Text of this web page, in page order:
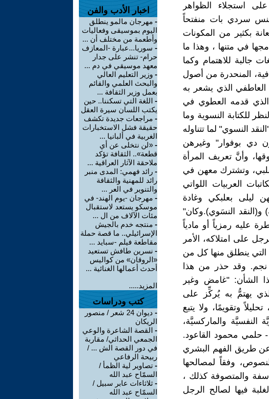
على استجلاء الظواهر
جنس سردي بات منفتحاً
بكثير من المكونات
في متنها ، وهذا ما
جالبة للاهتمام وكما
المنحدرة من أصول
العاطفي الذي يشعر به
الذي قدمه العطوي في
للكتابة النسوية وما
النسوي" لما تتناوله
دي بوفوار" وغيرهن
وأنَّ تعريف المرأة
وتشترك معهن في
العربيات اللواتي
ليلى بعلبكي وغادة
و(النقد النسَوي).وكان"
عليه رمزياً أو مادياً
على امتلاكه، الأمر
التي ينطلق منها كل من
نجم. وقد حذر من هذا
الشأن: "غامض وغير
يهتمُّ به يُركِّز على
وتقويمًا، ولا يتبع
والماركسيَّة،
- حلمي محمود القاعود.
عن طريق الفهم البشري
وفقاً لمصالحها
والمتصوفة كذلك ،
فيها لصالح الرجل
اخبار الأدب والفن
- مهرجان مالمو ينطلق
اليوم بموسيقى وفعاليات
وأطعمة من مختلف أن ...
- سوريا...عبارة -المعازف
حرام- تنشر على جدار
معهد موسيقي في دم ...
- وزير التعليم العالي
والبحث العلمي والقائم
بعمل وزير الثقافة ...
- اللغة التي تسكننا.. حين
يكتب اللسان سيرة العقل
- مراجعات جديدة تكشف
حقيقة فشل الاستخبارات
الغربية في ألبانيا ...
- «لن نتخلى عن أي
قطعة».. الثقافة تؤكد
ملاحقة الآثار العراقية ...
- رائد فهمي: المدى منبر
رائد للمهنية والثقافة
والتنوير في العر ...
- مهرجان -يوم الهند- في
موسكو يستعد لاستقبال
مئات الآلاف من ال ...
- منتجه خدم بالجيش
الإسرائيلي.. ما قصة حملة
مقاطعة فيلم -سبايد ...
- نسرين طافش تستعيد
«الروقان» من كواليس
أحدث أعمالها الغنائية ...
المزيد.....
كتب ودراسات
-
ديوان 24 شعر / منصور
الريكان
- القصة الشاعرة والوعي
الجمعي الحداثي/ مقاربة
في دور القصة الش ... /
ربيحة الرفاعي
- تصاوير لية الظمأ /
السمّاح عبد الله
- ثلاثاءات عابر سبيل /
السمّاح عبد الله